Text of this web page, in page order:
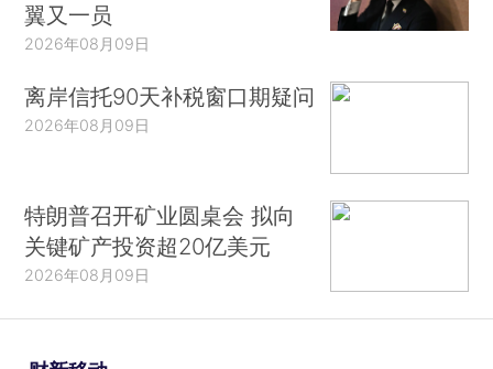
翼又一员
2026年08月09日
离岸信托90天补税窗口期疑问
2026年08月09日
特朗普召开矿业圆桌会 拟向
关键矿产投资超20亿美元
2026年08月09日